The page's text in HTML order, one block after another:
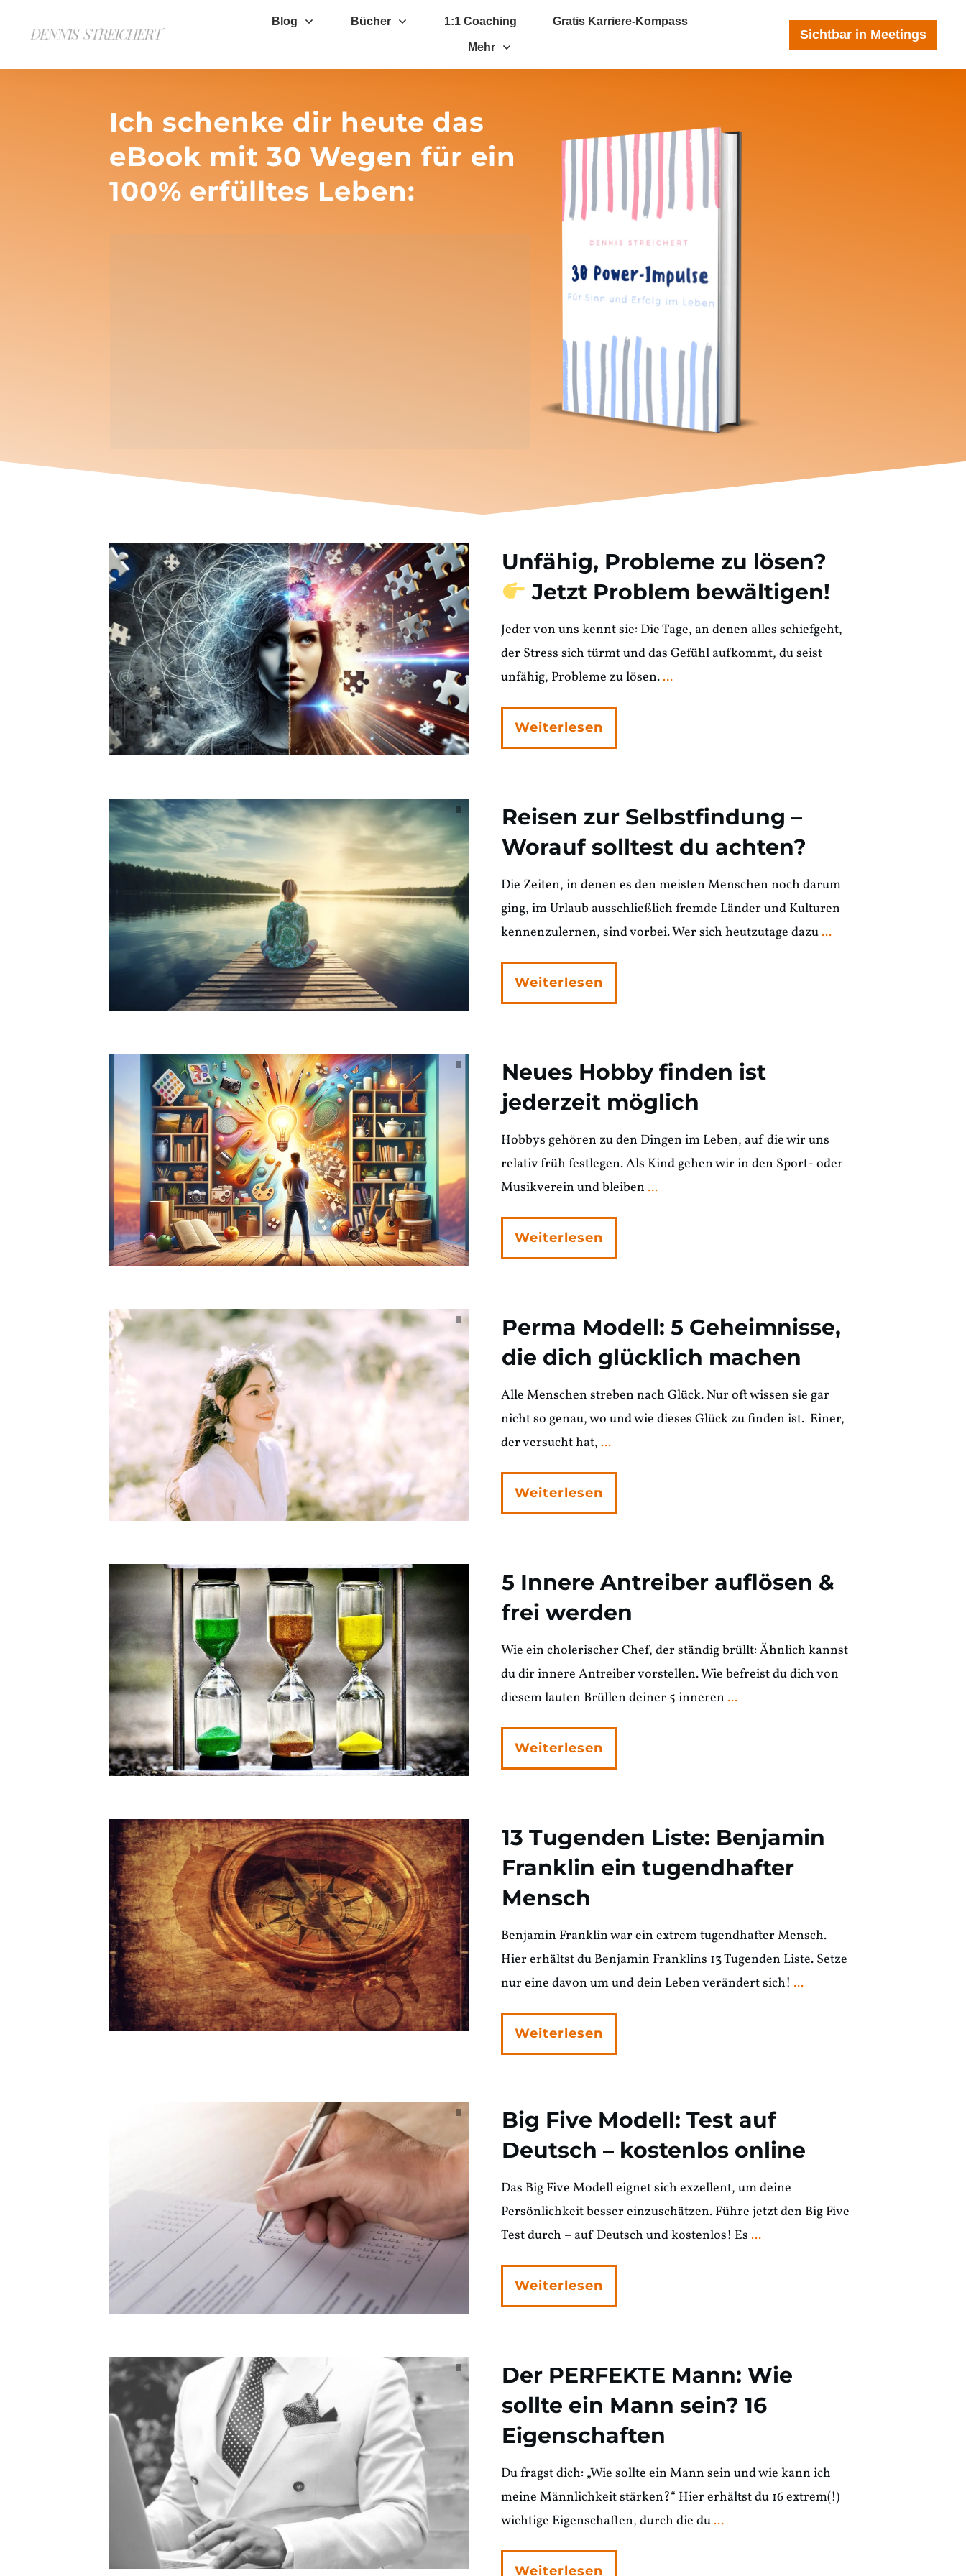
Blog Bücher 1:1 Coaching Gratis Karriere-Kompass
Mehr
Sichtbar in Meetings
Ich schenke dir heute das
eBook mit 30 Wegen für ein
100% erfülltes Leben:
Unfähig, Probleme zu lösen?
Jetzt Problem bewältigen!
Jeder von uns kennt sie: Die Tage, an denen alles schiefgeht,
der Stress sich türmt und das Gefühl aufkommt, du seist
unfähig, Probleme zu lösen. ...
Weiterlesen
Reisen zur Selbstfindung –
Worauf solltest du achten?
Die Zeiten, in denen es den meisten Menschen noch darum
ging, im Urlaub ausschließlich fremde Länder und Kulturen
kennenzulernen, sind vorbei. Wer sich heutzutage dazu ...
Weiterlesen
Neues Hobby finden ist
jederzeit möglich
Hobbys gehören zu den Dingen im Leben, auf die wir uns
relativ früh festlegen. Als Kind gehen wir in den Sport- oder
Musikverein und bleiben ...
Weiterlesen
Perma Modell: 5 Geheimnisse,
die dich glücklich machen
Alle Menschen streben nach Glück. Nur oft wissen sie gar
nicht so genau, wo und wie dieses Glück zu finden ist. Einer,
der versucht hat, ...
Weiterlesen
5 Innere Antreiber auflösen &
frei werden
Wie ein cholerischer Chef, der ständig brüllt: Ähnlich kannst
du dir innere Antreiber vorstellen. Wie befreist du dich von
diesem lauten Brüllen deiner 5 inneren ...
Weiterlesen
13 Tugenden Liste: Benjamin
Franklin ein tugendhafter
Mensch
Benjamin Franklin war ein extrem tugendhafter Mensch.
Hier erhältst du Benjamin Franklins 13 Tugenden Liste. Setze
nur eine davon um und dein Leben verändert sich! ...
Weiterlesen
Big Five Modell: Test auf
Deutsch – kostenlos online
Das Big Five Modell eignet sich exzellent, um deine
Persönlichkeit besser einzuschätzen. Führe jetzt den Big Five
Test durch – auf Deutsch und kostenlos! Es ...
Weiterlesen
Der PERFEKTE Mann: Wie
sollte ein Mann sein? 16
Eigenschaften
Du fragst dich: „Wie sollte ein Mann sein und wie kann ich
meine Männlichkeit stärken?“ Hier erhältst du 16 extrem(!)
wichtige Eigenschaften, durch die du ...
Weiterlesen